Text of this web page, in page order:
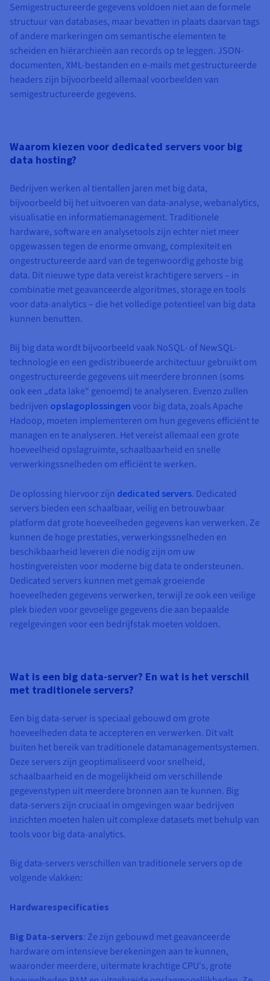
Semigestructureerde gegevens voldoen niet aan de formele
structuur van databases, maar bevatten in plaats daarvan tags
of andere markeringen om semantische elementen te
scheiden en hiërarchieën aan records op te leggen. JSON-
documenten, XML-bestanden en e-mails met gestructureerde
headers zijn bijvoorbeeld allemaal voorbeelden van
semigestructureerde gegevens.
Waarom kiezen voor dedicated servers voor big
data hosting?
Bedrijven werken al tientallen jaren met big data,
bijvoorbeeld bij het uitvoeren van data-analyse, webanalytics,
visualisatie en informatiemanagement. Traditionele
hardware, software en analysetools zijn echter niet meer
opgewassen tegen de enorme omvang, complexiteit en
ongestructureerde aard van de tegenwoordig gehoste big
data. Dit nieuwe type data vereist krachtigere servers – in
combinatie met geavanceerde algoritmes, storage en tools
voor data-analytics – die het volledige potentieel van big data
kunnen benutten.
Bij big data wordt bijvoorbeeld vaak NoSQL- of NewSQL-
technologie en een gedistribueerde architectuur gebruikt om
ongestructureerde gegevens uit meerdere bronnen (soms
ook een „data lake“ genoemd) te analyseren. Evenzo zullen
bedrijven opslagoplossingen voor big data, zoals Apache
Hadoop, moeten implementeren om hun gegevens efficiënt te
managen en te analyseren. Het vereist allemaal een grote
hoeveelheid opslagruimte, schaalbaarheid en snelle
verwerkingssnelheden om efficiënt te werken.
De oplossing hiervoor zijn dedicated servers. Dedicated
servers bieden een schaalbaar, veilig en betrouwbaar
platform dat grote hoeveelheden gegevens kan verwerken. Ze
kunnen de hoge prestaties, verwerkingssnelheden en
beschikbaarheid leveren die nodig zijn om uw
hostingvereisten voor moderne big data te ondersteunen.
Dedicated servers kunnen met gemak groeiende
hoeveelheden gegevens verwerken, terwijl ze ook een veilige
plek bieden voor gevoelige gegevens die aan bepaalde
regelgevingen voor een bedrijfstak moeten voldoen.
Wat is een big data-server? En wat is het verschil
met traditionele servers?
Een big data-server is speciaal gebouwd om grote
hoeveelheden data te accepteren en verwerken. Dit valt
buiten het bereik van traditionele datamanagementsystemen.
Deze servers zijn geoptimaliseerd voor snelheid,
schaalbaarheid en de mogelijkheid om verschillende
gegevenstypen uit meerdere bronnen aan te kunnen. Big
data-servers zijn cruciaal in omgevingen waar bedrijven
inzichten moeten halen uit complexe datasets met behulp van
tools voor big data-analytics.
Big data-servers verschillen van traditionele servers op de
volgende vlakken:
Hardwarespecificaties
Big Data-servers: Ze zijn gebouwd met geavanceerde
hardware om intensieve berekeningen aan te kunnen,
waaronder meerdere, uitermate krachtige CPU's, grote